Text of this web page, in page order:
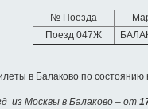
№ Поезда
Поезд 047Ж
в Балаково по состоянию
из Москвы в Балаково – от